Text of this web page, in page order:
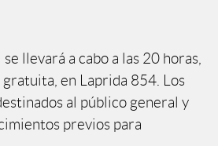
llevará a cabo a las 20 horas,
en Laprida 854. Los
al público general y
previos para